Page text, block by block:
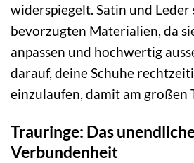
widerspiegelt. Satin und Leder
bevorzugten Materialien, da
anpassen und hochwertig
darauf, deine Schuhe
einzulaufen, damit am großen
Trauringe: Das
Verbundenheit